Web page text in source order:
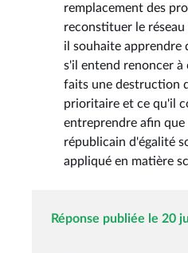
remplacement des
reconstituer le réseau
il souhaite apprendre
s'il entend renoncer à
faits une destruction
prioritaire et ce qu'il
entreprendre afin
républicain d'égalité
appliqué en matière
Réponse publiée le 20